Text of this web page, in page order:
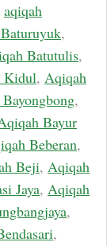
aqiqah
,
Batutulis,
Kidul, Aqiqah
,
Bayur
Beberan,
Beji, Aqiqah
Jaya, Aqiqah
,
,